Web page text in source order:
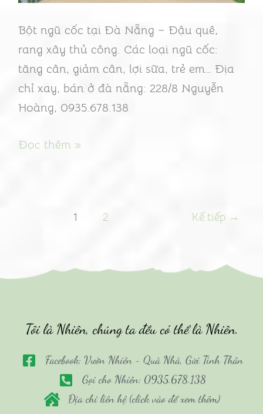
Bột ngũ cốc tại Đà Nẵng – Đậu quê,
rang xây thủ công. Các loại ngũ cốc:
tăng cân, giảm cân, lợi sữa, trẻ em… Địa
chỉ xay, bán ở đà nẵng: 228/8 Nguyễn
Hoàng, 0935.678.138
phẩm
cho
trái
tim
khỏe
Đọc thêm »
1 2 Kế tiếp →
Tôi là Nhiên, chúng ta đều có thể là Nhiên.
Facebook: Vườn Nhiên - Quà Nhà, Gửi Tình Thân
Gọi cho Nhiên: 0935.678.138
Địa chỉ liên hệ (click vào để xem thêm)